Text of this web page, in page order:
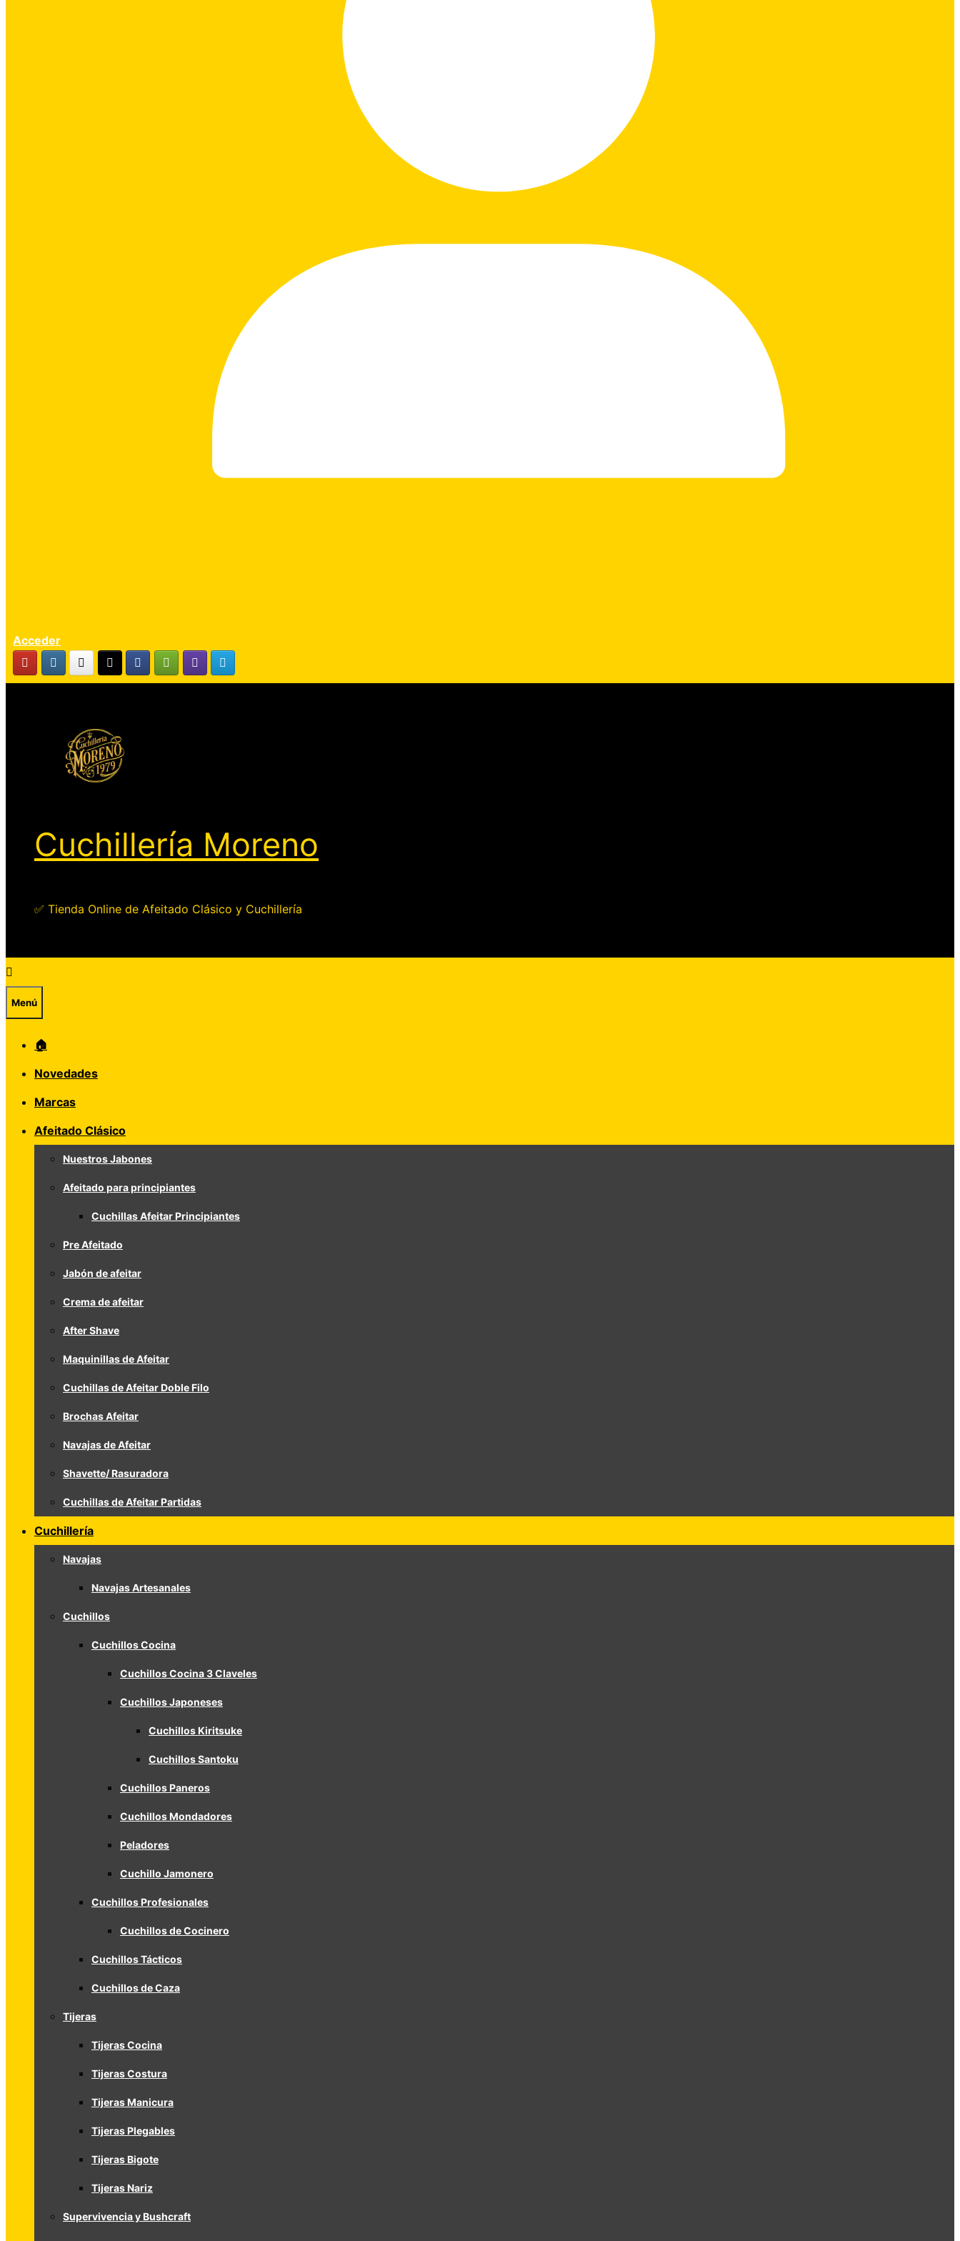
Acceder
Cuchillería Moreno
✅ Tienda Online de Afeitado Clásico y Cuchillería
Menú
🏠
Novedades
Marcas
Afeitado Clásico
Nuestros Jabones
Afeitado para principiantes
Cuchillas Afeitar Principiantes
Pre Afeitado
Jabón de afeitar
Crema de afeitar
After Shave
Maquinillas de Afeitar
Cuchillas de Afeitar Doble Filo
Brochas Afeitar
Navajas de Afeitar
Shavette/ Rasuradora
Cuchillas de Afeitar Partidas
Cuchillería
Navajas
Navajas Artesanales
Cuchillos
Cuchillos Cocina
Cuchillos Cocina 3 Claveles
Cuchillos Japoneses
Cuchillos Kiritsuke
Cuchillos Santoku
Cuchillos Paneros
Cuchillos Mondadores
Peladores
Cuchillo Jamonero
Cuchillos Profesionales
Cuchillos de Cocinero
Cuchillos Tácticos
Cuchillos de Caza
Tijeras
Tijeras Cocina
Tijeras Costura
Tijeras Manicura
Tijeras Plegables
Tijeras Bigote
Tijeras Nariz
Supervivencia y Bushcraft